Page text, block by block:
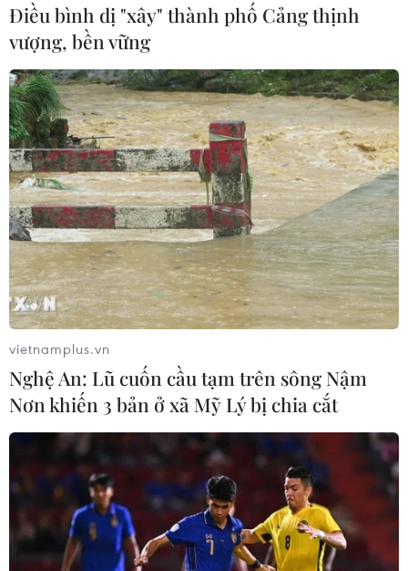
Điều bình dị "xây" thành phố Cảng thịnh
vượng, bền vững
vietnamplus.vn
Nghệ An: Lũ cuốn cầu tạm trên sông Nậm
Nơn khiến 3 bản ở xã Mỹ Lý bị chia cắt